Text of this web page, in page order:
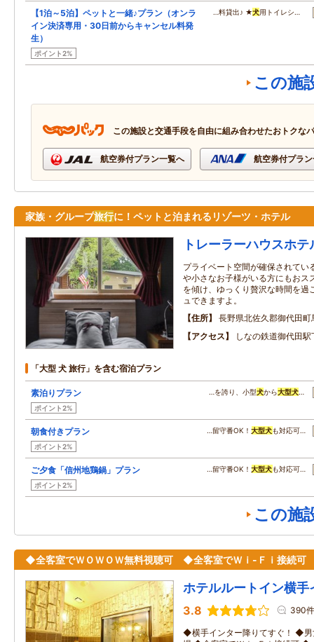
【1泊～5泊】ペットと一緒♪プラン（オンラ
イン決済専用・30日前からキャンセル料発
生）
ポイント2%
…料貸出♪ ★犬用トイレシ…
この施
この施設と交通手段を自由に組み合わせたおトクな
航空券付プラン一覧へ 航空券付プラ
家族・グループ旅行に！ペットと泊まれるリゾーツ・ホテル
トレーラーハウスホ
プライベート空間が確保されてい
や小さなお子様がいる方にもおス
を傾け、ゆっくり贅沢な時間を過
ュできますよ。
住所
長野県北佐久郡御代田
アクセス
しなの鉄道御代田
「大型 犬 旅行」を含む宿泊プラン
素泊りプラン
ポイント2%
…を誇り、小型犬から大型犬…
朝食付きプラン
ポイント2%
…留守番OK！大型犬も対応可…
ご夕食「信州地鶏鍋」プラン
ポイント2%
…留守番OK！大型犬も対応可…
この施
◆全客室でＷＯＷＯＷ無料視聴可 ◆全客室でＷｉ-Ｆｉ接続可
ホテルルートイン横手
3.8 390件
◆横手インター降りてすぐ！ ◆男